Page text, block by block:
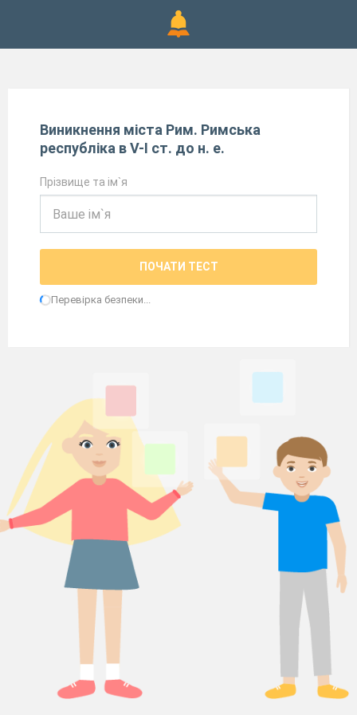
Виникнення міста Рим. Римська
республіка в V-І ст. до н. е.
Прізвище та ім`я
ПОЧАТИ ТЕСТ
Перевірка безпеки...